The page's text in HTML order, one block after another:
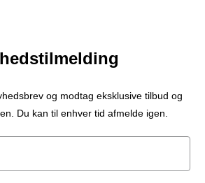
og modtag eksklusive tilbud og
Du kan til enhver tid afmelde igen.